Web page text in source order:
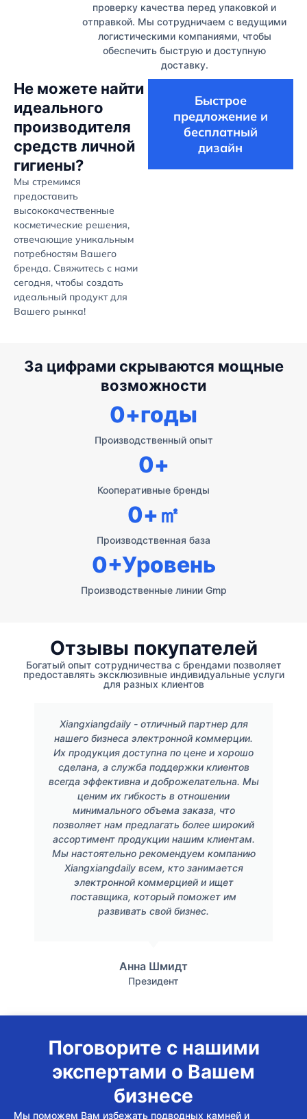
проверку качества перед упаковкой и
отправкой. Мы сотрудничаем с ведущими
логистическими компаниями, чтобы
обеспечить быструю и доступную
доставку.
Не можете найти
идеального
производителя
средств личной
гигиены?
Мы стремимся
предоставить
высококачественные
косметические решения,
отвечающие уникальным
потребностям Вашего
бренда. Свяжитесь с нами
сегодня, чтобы создать
идеальный продукт для
Вашего рынка!
Быстрое
предложение и
бесплатный
дизайн
За цифрами скрываются мощные
возможности
Производственный опыт
0+годы
Кооперативные бренды
0+
Производственная база
0+㎡
Производственные линии Gmp
0+Уровень
Отзывы покупателей
Богатый опыт сотрудничества с брендами позволяет
предоставлять эксклюзивные индивидуальные услуги
для разных клиентов
Xiangxiangdaily - отличный партнер для
нашего бизнеса электронной коммерции.
Их продукция доступна по цене и хорошо
сделана, а служба поддержки клиентов
всегда эффективна и доброжелательна. Мы
ценим их гибкость в отношении
минимального объема заказа, что
позволяет нам предлагать более широкий
ассортимент продукции нашим клиентам.
Мы настоятельно рекомендуем компанию
Xiangxiangdaily всем, кто занимается
электронной коммерцией и ищет
поставщика, который поможет им
развивать свой бизнес.
Анна Шмидт
Президент
Поговорите с нашими
экспертами о Вашем
бизнесе
Мы поможем Вам избежать подводных камней и